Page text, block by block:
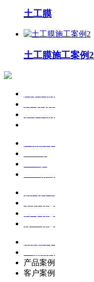
土工膜
土工膜施工案例2
产品案例
客户案例